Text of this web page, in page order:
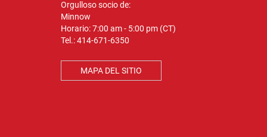
Orgulloso socio de:
Minnow
Horario: 7:00 am - 5:00 pm (CT)
Tel.:414-671-6350
MAPA DEL SITIO